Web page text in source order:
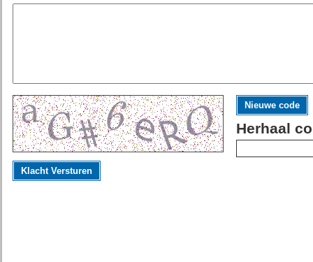
Nieuwe code
Herhaal
Klacht Versturen